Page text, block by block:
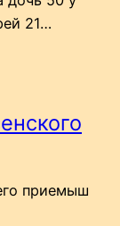
21…
приемыш